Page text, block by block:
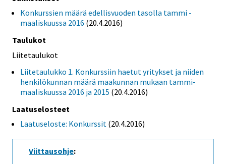
Konkurssien määrä edellisvuoden tasolla tammi -
maaliskuussa 2016 (20.4.2016)
Taulukot
Liitetaulukot
Liitetaulukko 1. Konkurssiin haetut yritykset ja niiden
henkilökunnan määrä maakunnan mukaan tammi-
maaliskuussa 2016 ja 2015 (20.4.2016)
Laatuselosteet
Laatuseloste: Konkurssit (20.4.2016)
Viittausohje: